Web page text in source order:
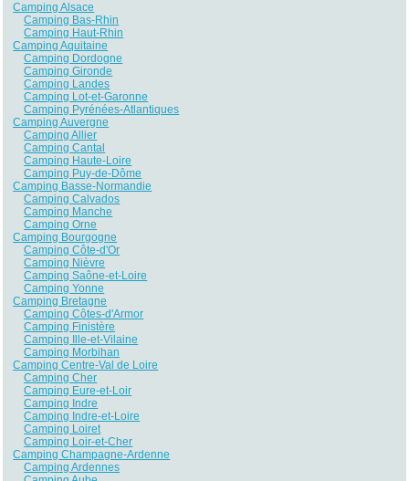
Camping Alsace
Camping Bas-Rhin
Camping Haut-Rhin
Camping Aquitaine
Camping Dordogne
Camping Gironde
Camping Landes
Camping Lot-et-Garonne
Camping Pyrénées-Atlantiques
Camping Auvergne
Camping Allier
Camping Cantal
Camping Haute-Loire
Camping Puy-de-Dôme
Camping Basse-Normandie
Camping Calvados
Camping Manche
Camping Orne
Camping Bourgogne
Camping Côte-d'Or
Camping Nièvre
Camping Saône-et-Loire
Camping Yonne
Camping Bretagne
Camping Côtes-d'Armor
Camping Finistère
Camping Ille-et-Vilaine
Camping Morbihan
Camping Centre-Val de Loire
Camping Cher
Camping Eure-et-Loir
Camping Indre
Camping Indre-et-Loire
Camping Loiret
Camping Loir-et-Cher
Camping Champagne-Ardenne
Camping Ardennes